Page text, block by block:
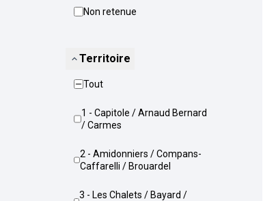
Non retenue
Territoire
Tout
1 - Capitole / Arnaud Bernard
/ Carmes
2 - Amidonniers / Compans-
Caffarelli / Brouardel
3 - Les Chalets / Bayard /